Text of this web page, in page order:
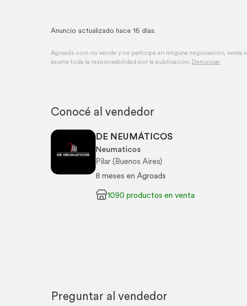
Anuncio actualizado hace 16 días.
Agroads.com no vende y no participa en ninguna negociación,
asume toda la responsabilidad por la publicación. Denunciar
Conocé al vendedor
DE NEUMÁTICOS
Neumaticos
Pilar (Buenos Aires)
8 meses en Agroads
1090 productos en venta
Preguntar al vendedor